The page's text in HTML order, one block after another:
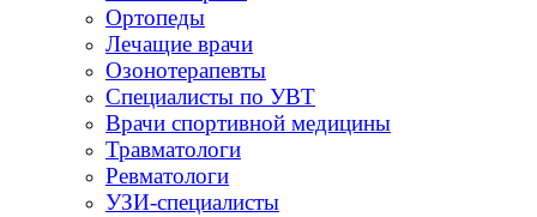
Ортопеды
Лечащие врачи
Озонотерапевты
Специалисты по УВТ
Врачи спортивной медицины
Травматологи
Ревматологи
УЗИ-специалисты